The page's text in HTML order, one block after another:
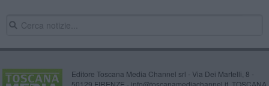
Editore Toscana Media Channel srl - Via Dei Martelli, 8 -
50129 FIRENZE - info@toscanamediachannel.it. TOSCANA